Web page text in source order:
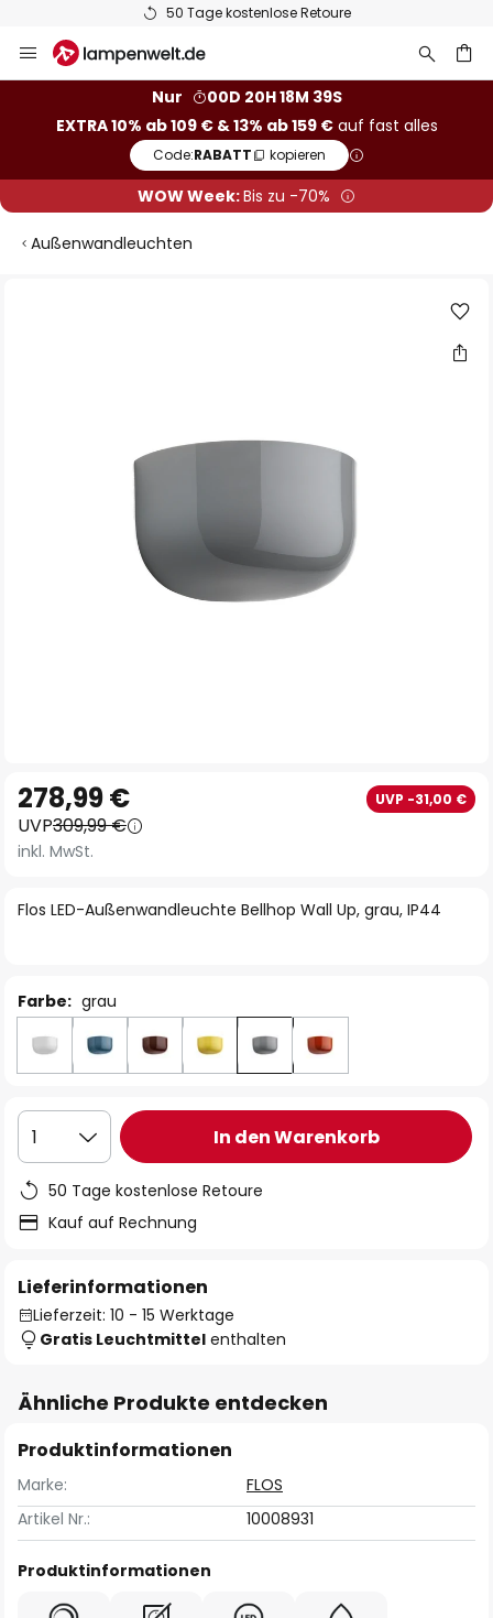
50 Tage kostenlose Retoure
Inhalt
Nur
00D 20H 18M 38S
EXTRA 10% ab 109 € & 13% ab 159 €auf fast alles
Code:RABATT kopieren
WOW Week:Bis zu -70%
Außenwandleuchten
Anfang
der
Bildgalerie
Flos LED-Außenwandleuchte Bellhop Wall Up, grau, IP44
278,99 € UVP -31,00 €
UVP309,99 €
inkl. MwSt.
Farbe: grau
1 In den Warenkorb
50 Tage kostenlose Retoure
Kauf auf Rechnung
Lieferinformationen
Lieferzeit: 10 - 15 Werktage
Gratis Leuchtmittel enthalten
Ähnliche Produkte entdecken
Produktinformationen
Marke:
FLOS
Artikel Nr.:
10008931
Produktinformationen